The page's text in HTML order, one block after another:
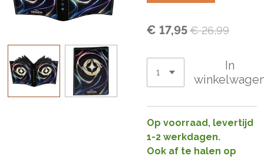
€ 17,95€ 26,99
In
Op voorraad, levertijd
1-2 werkdagen.
Ook af te halen op